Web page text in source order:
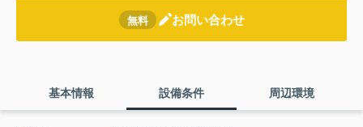
無料 お問い合わせ
基本情報 設備条件 周辺環境